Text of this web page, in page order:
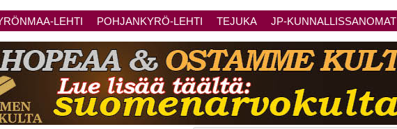
LEHTI POHJANKYRÖ-LEHTI TEJUKA JP-KUNNALLISSANOMAT